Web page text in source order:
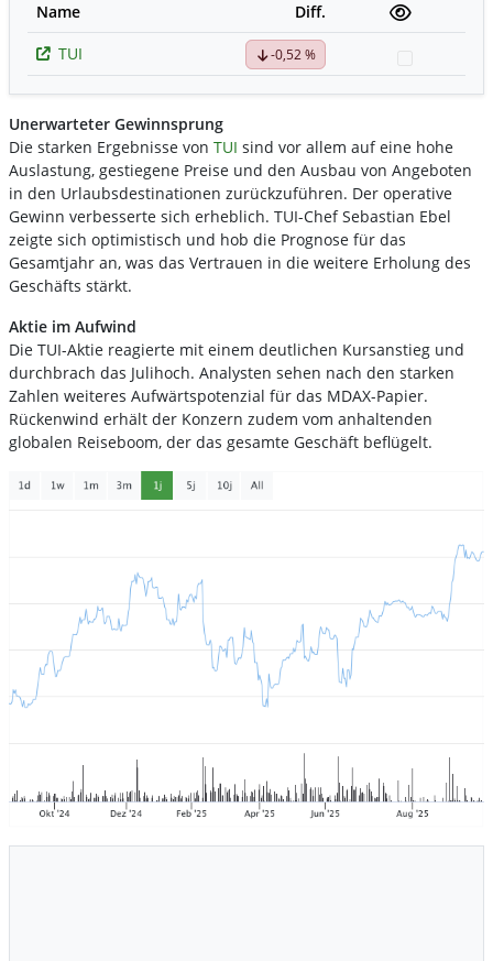
Name
Diff.
TUI
-0,52 %
Unerwarteter Gewinnsprung
Die starken Ergebnisse von TUI sind vor allem auf eine hohe
Auslastung, gestiegene Preise und den Ausbau von Angeboten
in den Urlaubsdestinationen zurückzuführen. Der operative
Gewinn verbesserte sich erheblich. TUI-Chef Sebastian Ebel
zeigte sich optimistisch und hob die Prognose für das
Gesamtjahr an, was das Vertrauen in die weitere Erholung des
Geschäfts stärkt.
Aktie im Aufwind
Die TUI-Aktie reagierte mit einem deutlichen Kursanstieg und
durchbrach das Julihoch. Analysten sehen nach den starken
Zahlen weiteres Aufwärtspotenzial für das MDAX-Papier.
Rückenwind erhält der Konzern zudem vom anhaltenden
globalen Reiseboom, der das gesamte Geschäft beflügelt.